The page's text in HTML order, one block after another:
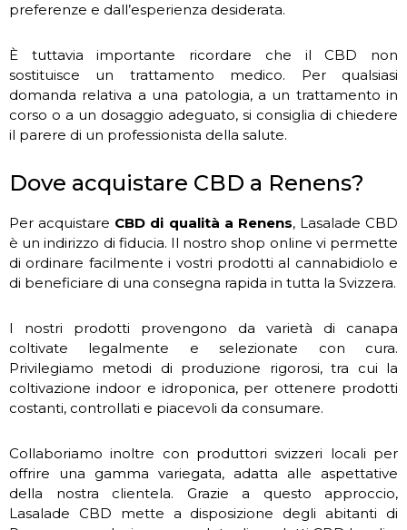
preferenze e dall’esperienza desiderata.
È tuttavia importante ricordare che il CBD non
sostituisce un trattamento medico. Per qualsiasi
domanda relativa a una patologia, a un trattamento in
corso o a un dosaggio adeguato, si consiglia di chiedere
il parere di un professionista della salute.
Dove acquistare CBD a Renens?
Per acquistare CBD di qualità a Renens, Lasalade CBD
è un indirizzo di fiducia. Il nostro shop online vi permette
di ordinare facilmente i vostri prodotti al cannabidiolo e
di beneficiare di una consegna rapida in tutta la Svizzera.
I nostri prodotti provengono da varietà di canapa
coltivate legalmente e selezionate con cura.
Privilegiamo metodi di produzione rigorosi, tra cui la
coltivazione indoor e idroponica, per ottenere prodotti
costanti, controllati e piacevoli da consumare.
Collaboriamo inoltre con produttori svizzeri locali per
offrire una gamma variegata, adatta alle aspettative
della nostra clientela. Grazie a questo approccio,
Lasalade CBD mette a disposizione degli abitanti di